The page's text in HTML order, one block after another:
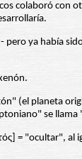
colaboró con
ya había
(el planeta
se llama
= "ocultar", al